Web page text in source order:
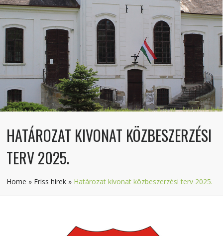
HATÁROZAT KIVONAT KÖZBESZERZÉSI
TERV 2025.
Home » Friss hírek » Határozat kivonat közbeszerzési terv 2025.